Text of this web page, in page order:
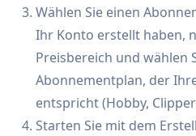
Wählen Sie einen
Ihr Konto erstellt haben,
Preisbereich und wählen
Abonnementplan, der
entspricht (Hobby,
Starten Sie mit dem